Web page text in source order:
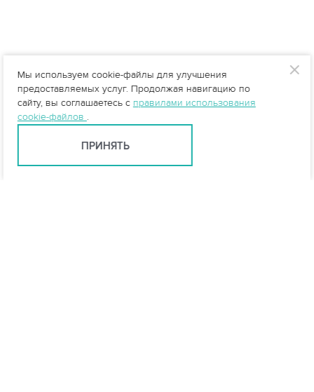
Мы используем cookie-файлы для улучшения
предоставляемых услуг. Продолжая навигацию по
сайту, вы соглашаетесь с правилами использования
cookie-файлов .
ПРИНЯТЬ